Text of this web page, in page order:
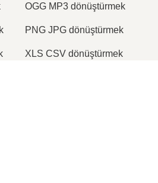
OGG MP3 dönüştürmek
PNG JPG dönüştürmek
XLS CSV dönüştürmek